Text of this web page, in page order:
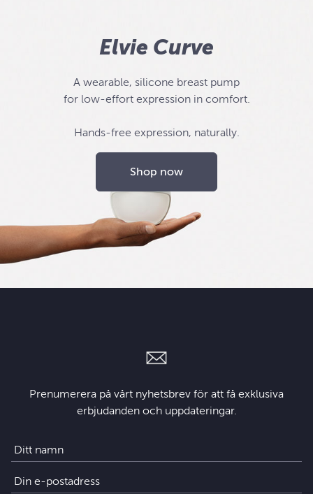
Elvie Curve
A wearable, silicone breast pump
for low-effort expression in comfort.
Hands-free expression, naturally.
Shop now
Prenumerera på vårt nyhetsbrev för att få exklusiva
erbjudanden och uppdateringar.